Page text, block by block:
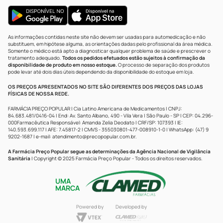
As informações contidas neste site não devem ser usadas para automedicação e não
substituem, em hipótese alguma, as orientações dadas pelo profissional da área médica.
Somente o médico está apto a diagnosticar qualquer problema de saúde e prescrever o
tratamento adequado. Todos os pedidos efetuados estão sujeitos à confirmação da
disponibilidade de produto em nosso estoque.O processo de separação dos produtos
pode levar até dois dias úteis dependendo da disponibilidade do estoque em loja.
OS PREÇOS APRESENTADOS NO SITE SÃO DIFERENTES DOS PREÇOS DAS LOJAS
FÍSICAS DE NOSSA REDE.
FARMÁCIA PREÇO POPULAR | Cia Latino Americana de Medicamentos | CNPJ:
84.683.481/0416-04 | End: Av. Santo Albano, 490 - Vila Vera | São Paulo - SP | CEP: 04.296-
000Farmacêutica Responsável: Amanda Zelia Deodato | CRF/SP: 107393 | IE:
140.593.699.117 | AFE: 7.45817-2 | CMVS - 355030801-477-008910-1-0 | WhatsApp: (47) 9
9202-1687 | e-mail: atendimento@precopopular.com.br.
A Farmácia Preço Popular segue as determinações da Agência Nacional de Vigilância
Sanitária | Copyright © 2025 Farmácia Preço Popular - Todos os direitos reservados.
UMA
MARCA
Powered by Developed by